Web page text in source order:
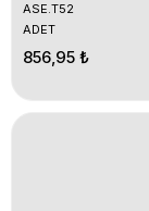
ASE.T52
ADET
856,95 ₺